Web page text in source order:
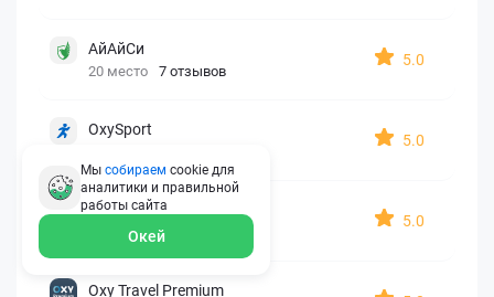
АйАйСи
20 место 7 отзывов
5.0
OxySport
5.0
ERGO AXA
22 место 2 отзыва
5.0
Oxy Travel Premium
Мы собираем cookie для
аналитики и правильной
работы сайта
Окей